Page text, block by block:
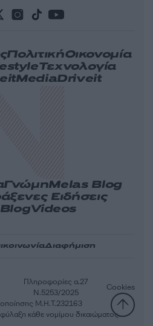
ΠολιτικήΟικονομία
Τεχνολογία
MediaDriveit
ΓνώμηMelas Blog
Ειδήσεις
Videos
Διαφήμιση
Μ.Η.Τ.232163
Πληροφορίες α.27
Ν.5253/2025
Cookies
κάθε νομίμου δικαιώματος.